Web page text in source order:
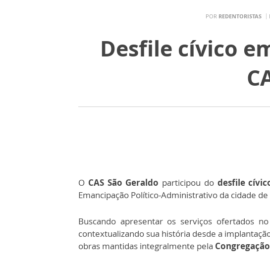
POR REDENTORISTAS
Desfile cívico
O CAS São Geraldo participou do desfile
Emancipação Político-Administrativo da cidade de
Buscando apresentar os serviços ofertados
contextualizando sua história desde a
obras mantidas integralmente pela